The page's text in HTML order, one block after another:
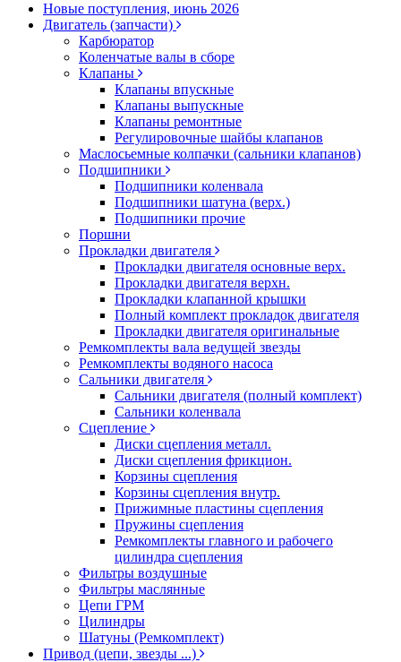
Новые поступления, июнь 2026
Двигатель (запчасти)
Карбюратор
Коленчатые валы в сборе
Клапаны
Клапаны впускные
Клапаны выпускные
Клапаны ремонтные
Регулировочные шайбы клапанов
Маслосьемные колпачки (сальники клапанов)
Подшипники
Подшипники коленвала
Подшипники шатуна (верх.)
Подшипники прочие
Поршни
Прокладки двигателя
Прокладки двигателя основные верх.
Прокладки двигателя верхн.
Прокладки клапанной крышки
Полный комплект прокладок двигателя
Прокладки двигателя оригинальные
Ремкомплекты вала ведущей звезды
Ремкомплекты водяного насоса
Сальники двигателя
Сальники двигателя (полный комплект)
Сальники коленвала
Сцепление
Диски сцепления металл.
Диски сцепления фрикцион.
Корзины сцепления
Корзины сцепления внутр.
Прижимные пластины сцепления
Пружины сцепления
Ремкомплекты главного и рабочего
цилиндра сцепления
Фильтры воздушные
Фильтры маслянные
Цепи ГРМ
Цилиндры
Шатуны (Ремкомплект)
Привод (цепи, звезды ...)